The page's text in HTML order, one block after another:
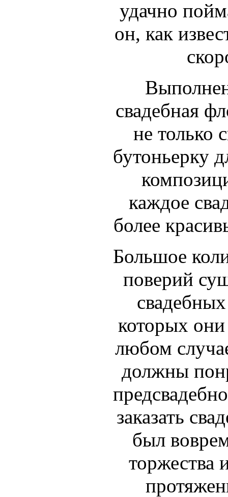
удачно
он, как
свадебная
не только
бутоньерку
каждое
более
Большое
поверий
которых
любом
должны
заказать
был
торжества